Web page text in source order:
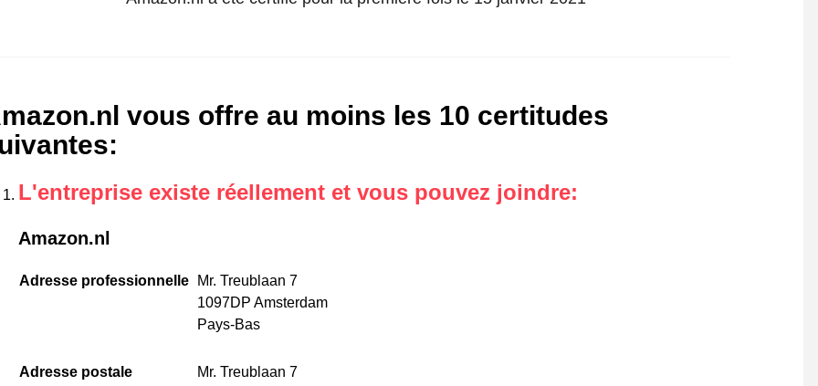
vous offre au moins les 10 certitudes
:
L'entreprise existe réellement et vous pouvez joindre:
Amazon.nl
Adresse professionnelle
Mr. Treublaan 7
1097DP Amsterdam
Pays-Bas
Adresse postale
Mr. Treublaan 7